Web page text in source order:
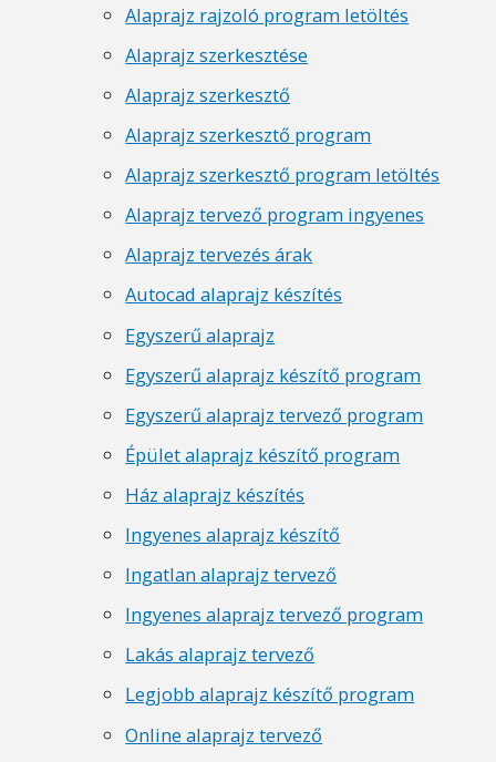
Alaprajz rajzoló program letöltés
Alaprajz szerkesztése
Alaprajz szerkesztő
Alaprajz szerkesztő program
Alaprajz szerkesztő program letöltés
Alaprajz tervező program ingyenes
Alaprajz tervezés árak
Autocad alaprajz készítés
Egyszerű alaprajz
Egyszerű alaprajz készítő program
Egyszerű alaprajz tervező program
Épület alaprajz készítő program
Ház alaprajz készítés
Ingyenes alaprajz készítő
Ingatlan alaprajz tervező
Ingyenes alaprajz tervező program
Lakás alaprajz tervező
Legjobb alaprajz készítő program
Online alaprajz tervező